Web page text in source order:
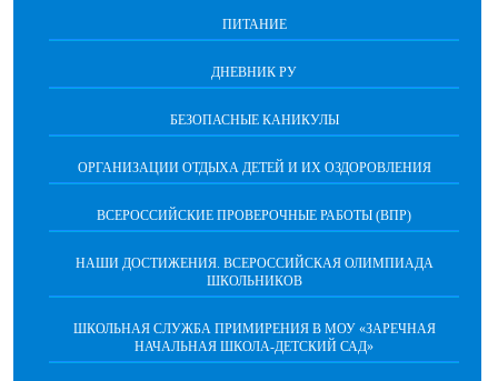
ПИТАНИЕ
ДНЕВНИК РУ
БЕЗОПАСНЫЕ КАНИКУЛЫ
ОРГАНИЗАЦИИ ОТДЫХА ДЕТЕЙ И ИХ ОЗДОРОВЛЕНИЯ
ВСЕРОССИЙСКИЕ ПРОВЕРОЧНЫЕ РАБОТЫ (ВПР)
НАШИ ДОСТИЖЕНИЯ. ВСЕРОССИЙСКАЯ ОЛИМПИАДА
ШКОЛЬНИКОВ
ШКОЛЬНАЯ СЛУЖБА ПРИМИРЕНИЯ В МОУ «ЗАРЕЧНАЯ
НАЧАЛЬНАЯ ШКОЛА-ДЕТСКИЙ САД»